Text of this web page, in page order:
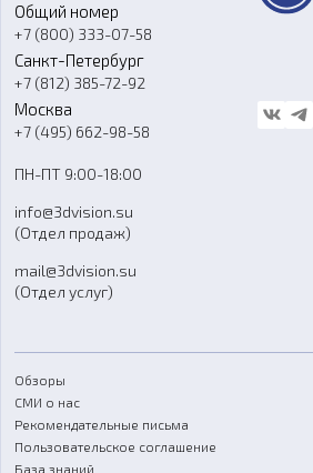
Программное обеспечение
Ремонт и услуги
О компании
Контакты
Гос. закупки
Стать дилером
Блог
FAQ
Общий номер
+7 (800) 333-07-58
Санкт-Петербург
+7 (812) 385-72-92
Москва
+7 (495) 662-98-58
ПН-ПТ 9:00-18:00
info@3dvision.su
(Отдел продаж)
mail@3dvision.su
(Отдел услуг)
Обзоры
СМИ о нас
Рекомендательные письма
Пользовательское соглашение
База знаний